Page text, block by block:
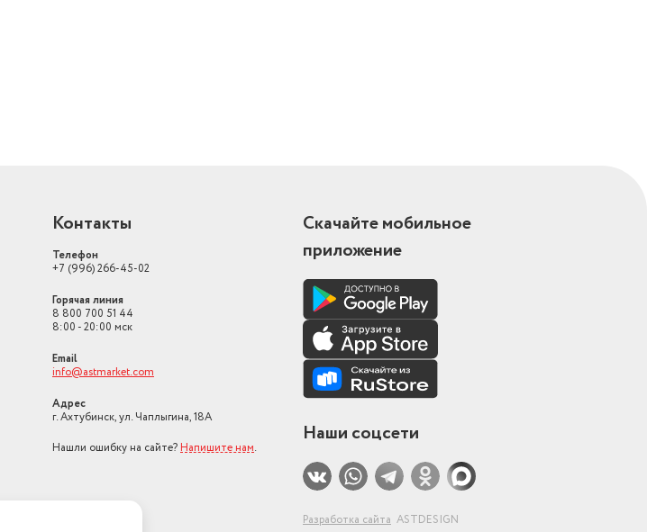
Контакты
Телефон
+7 (996) 266-45-02
Горячая линия
8 800 700 51 44
8:00 - 20:00 мск
Email
info@astmarket.com
Адрес
г. Ахтубинск, ул. Чаплыгина, 18А
Нашли ошибку на сайте? Напишите нам.
Скачайте мобильное
приложение
Наши соцсети
Разработка сайта ASTDESIGN